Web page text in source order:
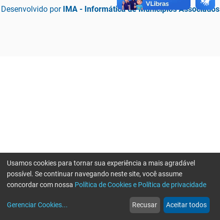
Desenvolvido por IMA - Informática de Municípios Associados
web
Notícias
more_horiz
Mais
Usamos cookies para tornar sua experiência a mais agradável
possível. Se continuar navegando neste site, você assume
concordar com nossa Política de Cookies e Política de privacidade
Gerenciar Cookies... Recusar Aceitar todos
Erro ao enviar informações, por favor tente novamente